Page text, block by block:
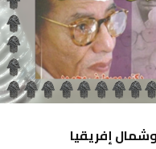
إفريقيا